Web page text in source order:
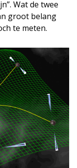
Wat de twee
groot belang
te meten.